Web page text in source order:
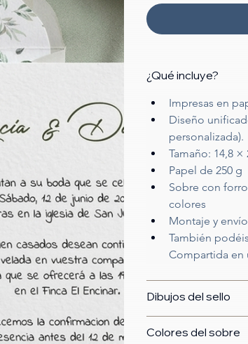
¿Qué incluye?
Impresas en
Diseño
personalizada).
Tamaño: 14,8 ×
Papel de 250 g
Sobre con
colores
Montaje y
También
Compartida en
Dibujos del sello
Colores del sobre